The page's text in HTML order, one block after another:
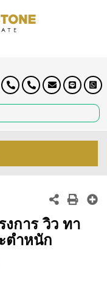
การ วิว ทา
ตำหนัก